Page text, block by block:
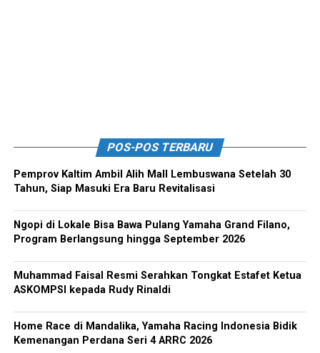
POS-POS TERBARU
Pemprov Kaltim Ambil Alih Mall Lembuswana Setelah 30
Tahun, Siap Masuki Era Baru Revitalisasi
Ngopi di Lokale Bisa Bawa Pulang Yamaha Grand Filano,
Program Berlangsung hingga September 2026
Muhammad Faisal Resmi Serahkan Tongkat Estafet Ketua
ASKOMPSI kepada Rudy Rinaldi
Home Race di Mandalika, Yamaha Racing Indonesia Bidik
Kemenangan Perdana Seri 4 ARRC 2026